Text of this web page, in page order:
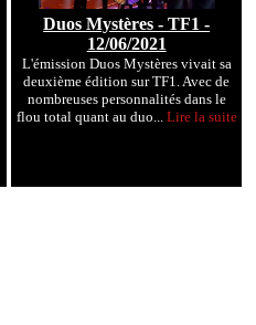
Duos Mystères - TF1 -
12/06/2021
L'émission Duos Mystères vivait sa
deuxième édition sur TF1. Avec de
nombreuses personnalités dans le
flou total quant au duo... Lire la suite